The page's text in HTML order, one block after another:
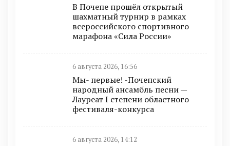
В Почепе прошёл открытый
шахматный турнир в рамках
всероссийского спортивного
марафона «Сила России»
6 августа 2026, 16:56
Мы- первые! -Почепский
народный ансамбль песни —
Лауреат I степени областного
фестиваля-конкурса
6 августа 2026, 14:12